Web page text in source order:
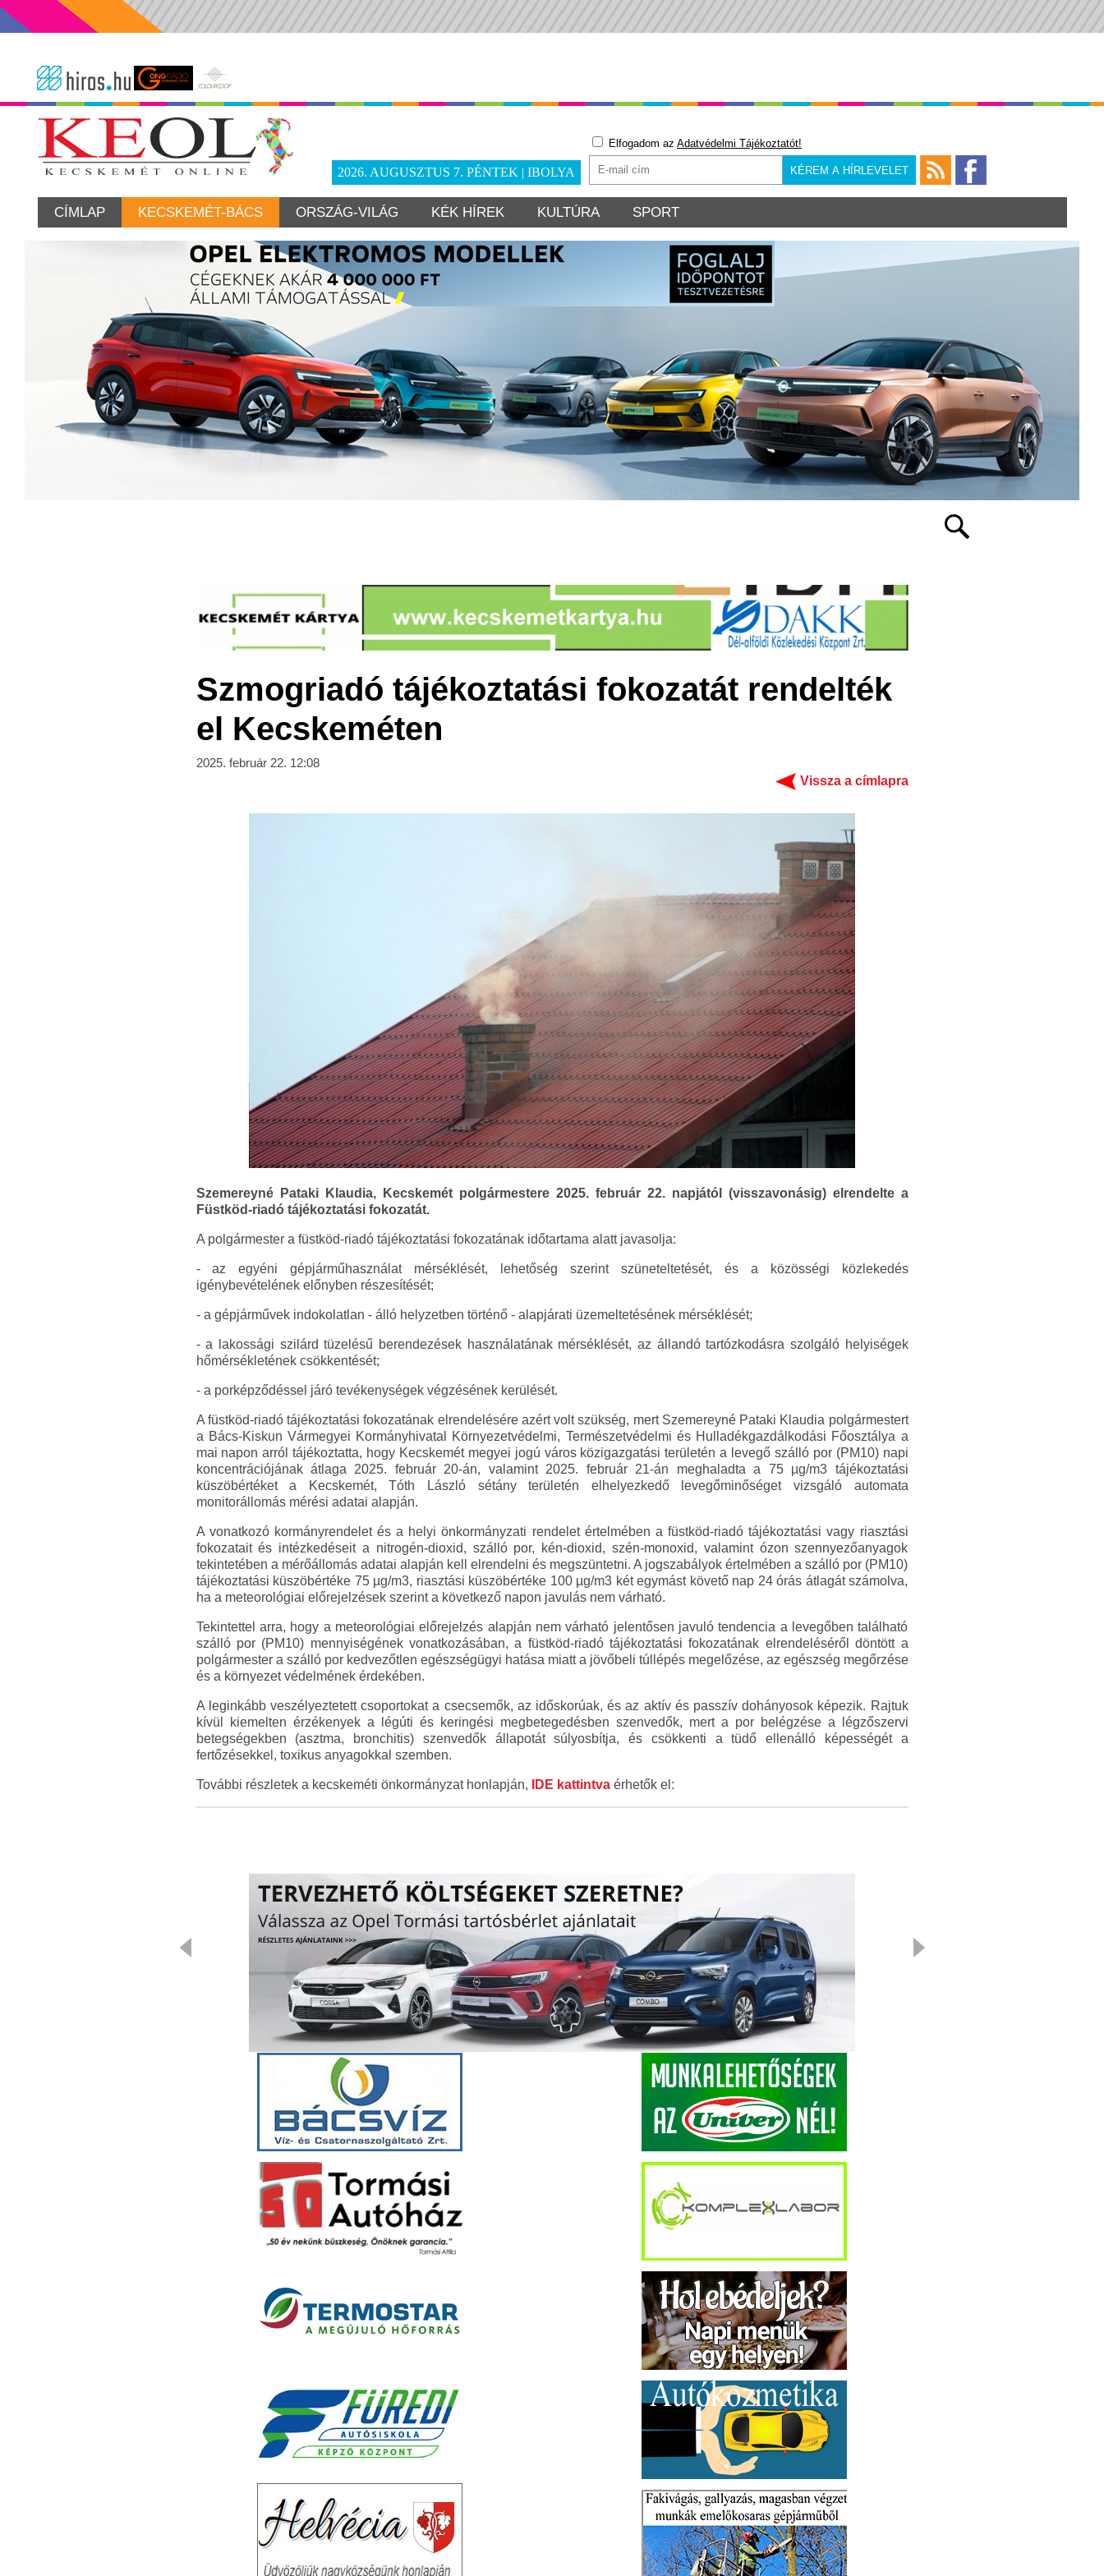
2026. AUGUSZTUS 7. PÉNTEK | IBOLYA
Elfogadom az Adatvédelmi Tájékoztatót!
CÍMLAP KECSKEMÉT-BÁCS ORSZÁG-VILÁG KÉK HÍREK KULTÚRA SPORT
Szmogriadó tájékoztatási fokozatát rendelték
el Kecskeméten
2025. február 22. 12:08
Vissza a címlapra
Szemereyné Pataki Klaudia, Kecskemét polgármestere 2025. február 22. napjától (visszavonásig) elrendelte a
Füstköd-riadó tájékoztatási fokozatát.
A polgármester a füstköd-riadó tájékoztatási fokozatának időtartama alatt javasolja:
- az egyéni gépjárműhasználat mérséklését, lehetőség szerint szüneteltetését, és a közösségi közlekedés
igénybevételének előnyben részesítését;
- a gépjárművek indokolatlan - álló helyzetben történő - alapjárati üzemeltetésének mérséklését;
- a lakossági szilárd tüzelésű berendezések használatának mérséklését, az állandó tartózkodásra szolgáló helyiségek
hőmérsékletének csökkentését;
- a porképződéssel járó tevékenységek végzésének kerülését.
A füstköd-riadó tájékoztatási fokozatának elrendelésére azért volt szükség, mert Szemereyné Pataki Klaudia polgármestert
a Bács-Kiskun Vármegyei Kormányhivatal Környezetvédelmi, Természetvédelmi és Hulladékgazdálkodási Főosztálya a
mai napon arról tájékoztatta, hogy Kecskemét megyei jogú város közigazgatási területén a levegő szálló por (PM10) napi
koncentrációjának átlaga 2025. február 20-án, valamint 2025. február 21-án meghaladta a 75 µg/m3 tájékoztatási
küszöbértéket a Kecskemét, Tóth László sétány területén elhelyezkedő levegőminőséget vizsgáló automata
monitorállomás mérési adatai alapján.
A vonatkozó kormányrendelet és a helyi önkormányzati rendelet értelmében a füstköd-riadó tájékoztatási vagy riasztási
fokozatait és intézkedéseit a nitrogén-dioxid, szálló por, kén-dioxid, szén-monoxid, valamint ózon szennyezőanyagok
tekintetében a mérőállomás adatai alapján kell elrendelni és megszüntetni. A jogszabályok értelmében a szálló por (PM10)
tájékoztatási küszöbértéke 75 µg/m3, riasztási küszöbértéke 100 µg/m3 két egymást követő nap 24 órás átlagát számolva,
ha a meteorológiai előrejelzések szerint a következő napon javulás nem várható.
Tekintettel arra, hogy a meteorológiai előrejelzés alapján nem várható jelentősen javuló tendencia a levegőben található
szálló por (PM10) mennyiségének vonatkozásában, a füstköd-riadó tájékoztatási fokozatának elrendeléséről döntött a
polgármester a szálló por kedvezőtlen egészségügyi hatása miatt a jövőbeli túllépés megelőzése, az egészség megőrzése
és a környezet védelmének érdekében.
A leginkább veszélyeztetett csoportokat a csecsemők, az időskorúak, és az aktív és passzív dohányosok képezik. Rajtuk
kívül kiemelten érzékenyek a légúti és keringési megbetegedésben szenvedők, mert a por belégzése a légzőszervi
betegségekben (asztma, bronchitis) szenvedők állapotát súlyosbítja, és csökkenti a tüdő ellenálló képességét a
fertőzésekkel, toxikus anyagokkal szemben.
További részletek a kecskeméti önkormányzat honlapján, IDE kattintvaérhetők el: